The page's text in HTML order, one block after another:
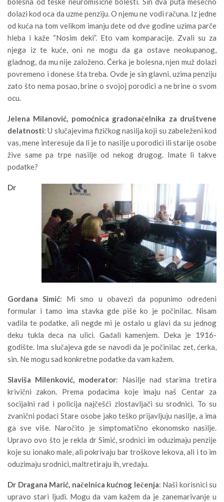
dolazi kod oca da uzme penziju. O njemu ne vodi računa. Iz jedne
od kuća na tom velikom imanju dete od dve godine uzima parče
hleba i kaže “Nosim deki”. Eto vam komparacije. Zvali su za
njega iz te kuće, oni ne mogu da ga ostave neokupanog,
gladnog, da mu nije založeno. Ćerka je bolesna, njen muž dolazi
povremeno i donese šta treba. Ovde je sin glavni, uzima penziju
zato što nema posao, brine o svojoj porodici a ne brine o svom
ocu.
Jelena Milanović, pomoćnica gradonačelnika za društvene
delatnosti: U slučajevima fizičkog nasilja koji su zabeleženi kod
vas, mene interesuje da li je to nasilje u porodici ili starije osobe
žive same pa trpe nasilje od nekog drugog. Imate li takve
podatke?
Dr
Gordana Simić: Mi smo u obavezi da popunimo određeni
formular i tamo ima stavka gde piše ko je počinilac. Nisam
vadila te podatke, ali negde mi je ostalo u glavi da su jednog
deku tukla deca na ulici. Gađali kamenjem. Deka je 1916-
godište. Ima slučajeva gde se navodi da je počinilac zet, ćerka,
sin. Ne mogu sad konkretne podatke da vam kažem.
Slaviša Milenković, moderator: Nasilje nad starima tretira
krivični zakon. Prema podacima koje imaju naš Centar za
socijalni rad i policija najčešći zlostavljači su srodnici. To su
zvanični podaci Stare osobe jako teško prijavljuju nasilje, a ima
ga sve više. Naročito je simptomatično ekonomsko nasilje.
Upravo ovo što je rekla dr Simić, srodnici im oduzimaju penzije
koje su ionako male, ali pokrivaju bar troškove lekova, ali i to im
oduzimaju srodnici, maltretiraju ih, vređaju.
Dr Dragana Marić, načelnica kućnog lečenja: Naši korisnici su
upravo stari ljudi. Mogu da vam kažem da je zanemarivanje u